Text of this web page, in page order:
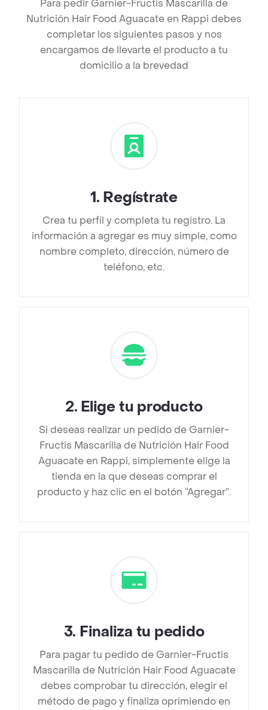
Para pedir Garnier-Fructis Mascarilla de
Nutrición Hair Food Aguacate en Rappi debes
completar los siguientes pasos y nos
encargamos de llevarte el producto a tu
domicilio a la brevedad
1. Regístrate
Crea tu perfil y completa tu registro. La
información a agregar es muy simple, como
nombre completo, dirección, número de
teléfono, etc.
2. Elige tu producto
Si deseas realizar un pedido de Garnier-
Fructis Mascarilla de Nutrición Hair Food
Aguacate en Rappi, simplemente elige la
tienda en la que deseas comprar el
producto y haz clic en el botón “Agregar”.
3. Finaliza tu pedido
Para pagar tu pedido de Garnier-Fructis
Mascarilla de Nutrición Hair Food Aguacate
debes comprobar tu dirección, elegir el
método de pago y finaliza oprimiendo en